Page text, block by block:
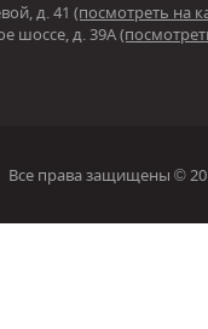
д. 41 (посмотреть на
шоссе, д. 39А
Все права защищены ©